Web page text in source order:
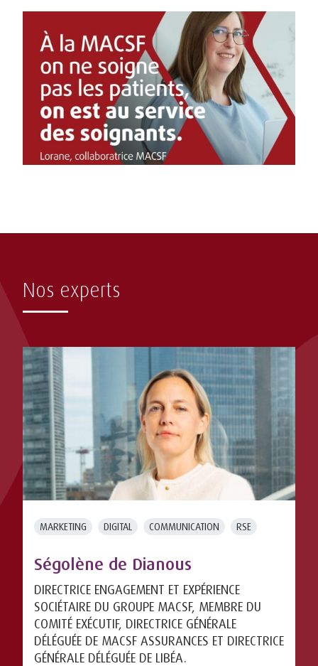
Nos experts
MARKETING DIGITAL COMMUNICATION RSE
Ségolène de Dianous
DIRECTRICE ENGAGEMENT ET EXPÉRIENCE
SOCIÉTAIRE DU GROUPE MACSF, MEMBRE DU
COMITÉ EXÉCUTIF, DIRECTRICE GÉNÉRALE
DÉLÉGUÉE DE MACSF ASSURANCES ET DIRECTRICE
GÉNÉRALE DÉLÉGUÉE DE LIBÉA.